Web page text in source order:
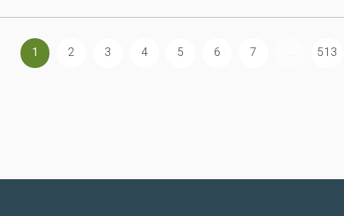
1 2 3 4 5 6 7 ... 513